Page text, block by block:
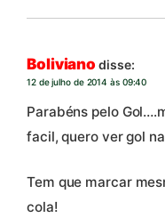
Boliviano disse:
12 de julho de 2014 às 09:40
Parabéns pelo
facil, quero ver gol
Tem que marcar
cola!